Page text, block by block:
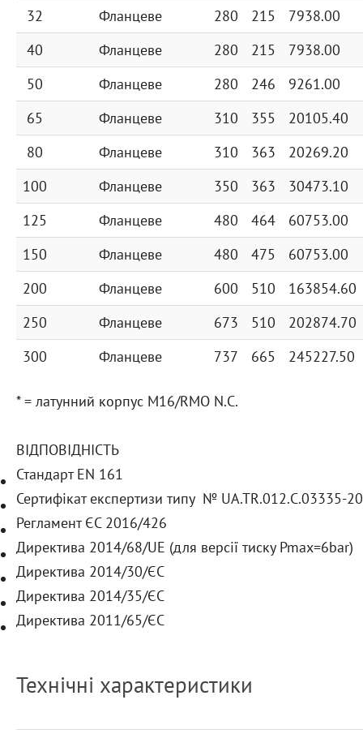
32
Фланцеве 280 215
7938.00
40
Фланцеве 280 215
7938.00
50
Фланцеве 280 246
9261.00
65
Фланцеве 310 355
20105.40
80
Фланцеве 310 363
20269.20
100
Фланцеве 350 363
30473.10
125
Фланцеве 480 464
60753.00
150
Фланцеве 480 475
60753.00
200
Фланцеве 600 510
163854.60
250
Фланцеве 673 510
202874.70
300
Фланцеве 737 665 245227.50
* = латунний корпус M16/RMO N.С.
ВІДПОВІДНІСТЬ
Стандарт EN 161
Сертифікат експертизи типу № UA.TR.012.C.03335-
Регламент ЄС 2016/426
Директива 2014/68/UE (для версії тиску Pmax=6bar)
Директива 2014/30/ЄС
Директива 2014/35/ЄС
Директива 2011/65/ЄС
Технічні характеристики